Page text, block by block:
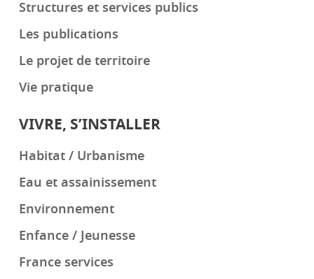
Structures et services publics
Les publications
Le projet de territoire
Vie pratique
VIVRE, S’INSTALLER
Habitat / Urbanisme
Eau et assainissement
Environnement
Enfance / Jeunesse
France services